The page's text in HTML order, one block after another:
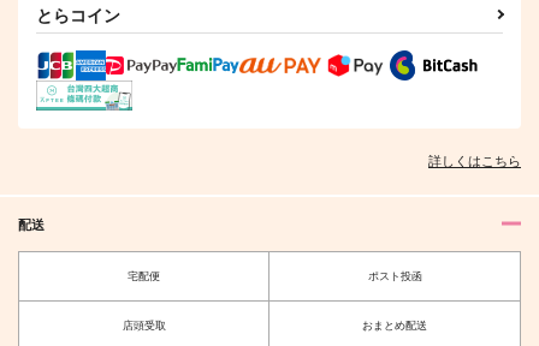
そんなに言うなら抱いてやる ファミレス行こ。 下
オレはお前に推されたい!! 隠れ狼と流され子羊
夫を味方にする方法 5 甘くて熱くて息もできない 4
とらコイン
詳しくはこちら
配送
宅配便 ポスト投函
店頭受取 おまとめ配送